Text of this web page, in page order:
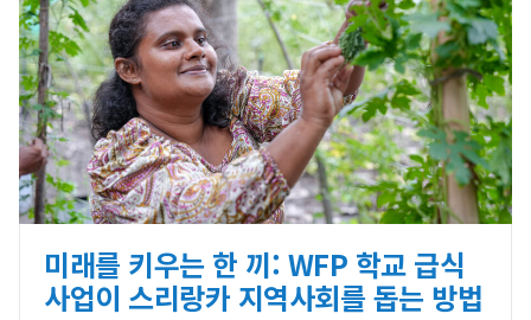
미래를 키우는 한 끼: WFP 학교 급식
사업이 스리랑카 지역사회를 돕는 방법